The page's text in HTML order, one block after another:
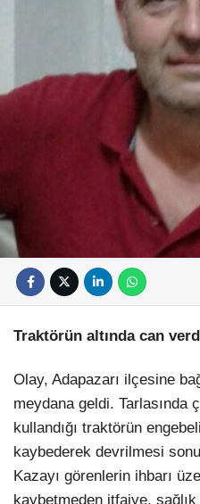
Traktörün altında can
Olay, Adapazarı ilçesine
meydana geldi. Tarlasında
kullandığı traktörün
kaybederek devrilmesi
Kazayı görenlerin ihbarı
kaybetmeden itfaiye,